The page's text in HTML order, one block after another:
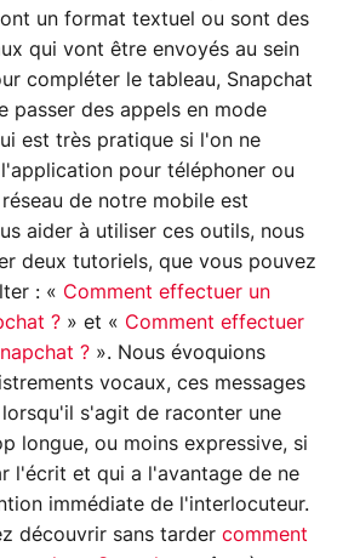
un format textuel ou sont des
qui vont être envoyés au sein
compléter le tableau, Snapchat
passer des appels en mode
est très pratique si l'on ne
pour téléphoner ou
de notre mobile est
aider à utiliser ces outils, nous
deux tutoriels, que vous pouvez
: « Comment effectuer un
? » et « Comment effectuer
? ». Nous évoquions
vocaux, ces messages
s'agit de raconter une
longue, ou moins expressive, si
l'écrit et qui a l'avantage de ne
immédiate de l'interlocuteur.
découvrir sans tarder comment